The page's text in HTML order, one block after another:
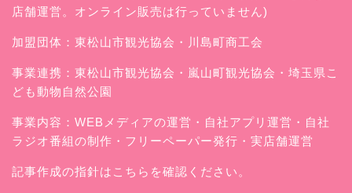
店舗運営。オンライン販売は行っていません)
加盟団体：東松山市観光協会・川島町商工会
事業連携：東松山市観光協会・嵐山町観光協会・埼玉県こ
ども動物自然公園
事業内容：WEBメディアの運営・自社アプリ運営・自社
ラジオ番組の制作・フリーペーパー発行・実店舗運営
記事作成の指針はこちらを確認ください。